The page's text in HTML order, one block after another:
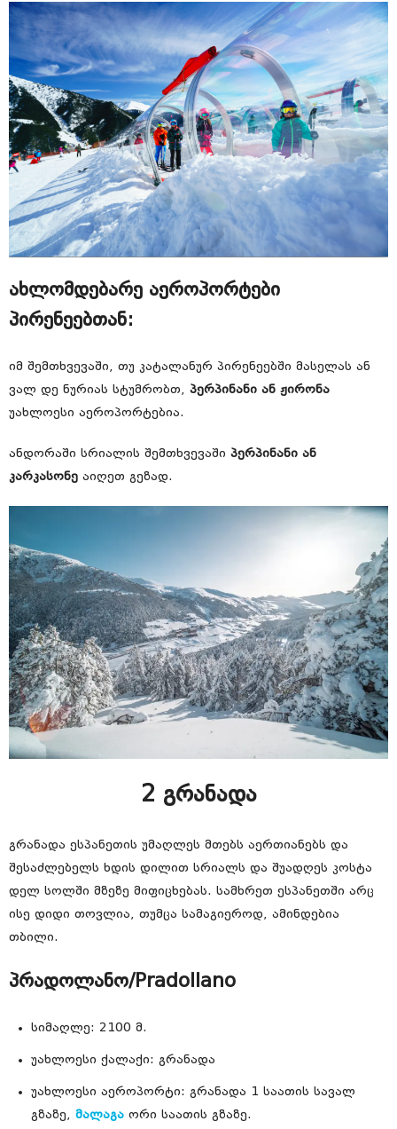
ახლომდებარე აეროპორტები
პირენეებთან:
იმ შემთხვევაში, თუ კატალანურ პირენეებში მასელას ან
ვალ დე ნურიას სტუმრობთ, პერპინანი ან ჟირონა
უახლოესი აეროპორტებია.
ანდორაში სრიალის შემთხვევაში პერპინანი ან
კარკასონე აიღეთ გეზად.
2 გრანადა
გრანადა ესპანეთის უმაღლეს მთებს აერთიანებს და
შესაძლებელს ხდის დილით სრიალს და შუადღეს კოსტა
დელ სოლში მზეზე მიფიცხებას. სამხრეთ ესპანეთში არც
ისე დიდი თოვლია, თუმცა სამაგიეროდ, ამინდებია
თბილი.
პრადოლანო/Pradollano
სიმაღლე: 2100 მ.
უახლოესი ქალაქი: გრანადა
უახლოესი აეროპორტი: გრანადა 1 საათის სავალ
გზაზე, მალაგა ორი საათის გზაზე.